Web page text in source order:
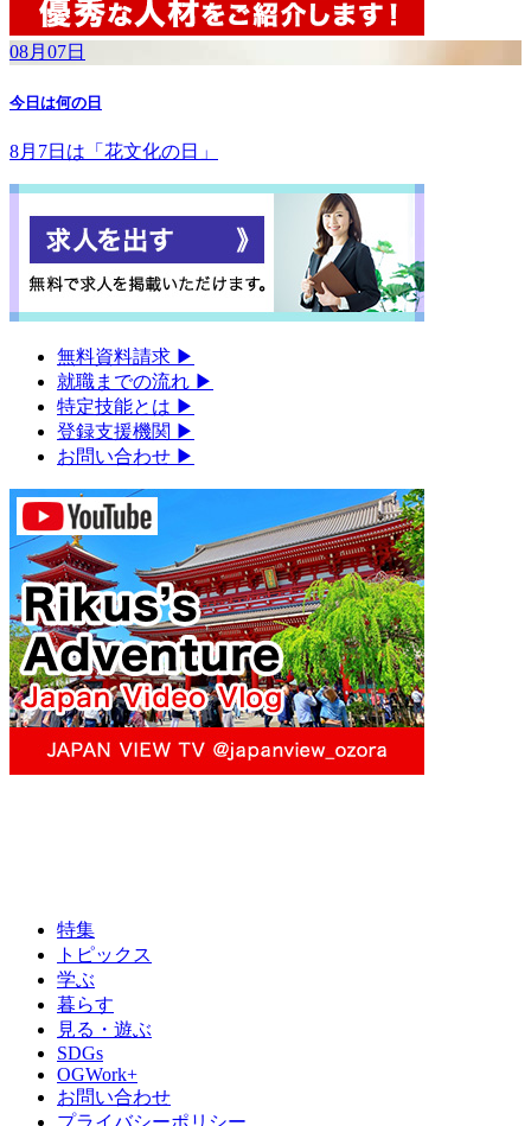
08月07日
今日は何の日
8月7日は「花文化の日」
無料資料請求 ▶︎
就職までの流れ ▶︎
特定技能とは ▶︎
登録支援機関 ▶︎
お問い合わせ ▶︎
特集
トピックス
学ぶ
暮らす
見る・遊ぶ
SDGs
OGWork+
お問い合わせ